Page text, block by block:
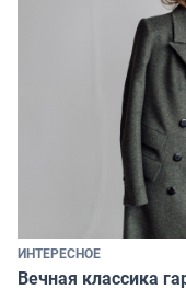
ИНТЕРЕСНОЕ
Вечная классика